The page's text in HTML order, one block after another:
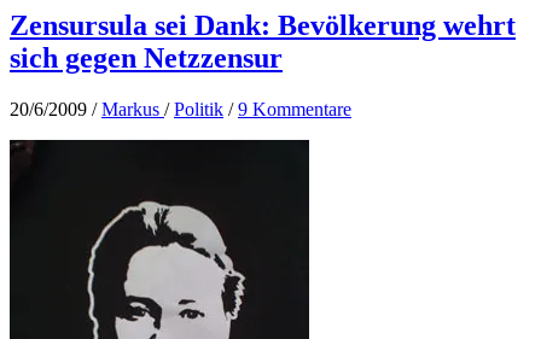
Zensursula sei Dank: Bevölkerung wehrt
sich gegen Netzzensur
20/6/2009 /Markus /Politik /9 Kommentare